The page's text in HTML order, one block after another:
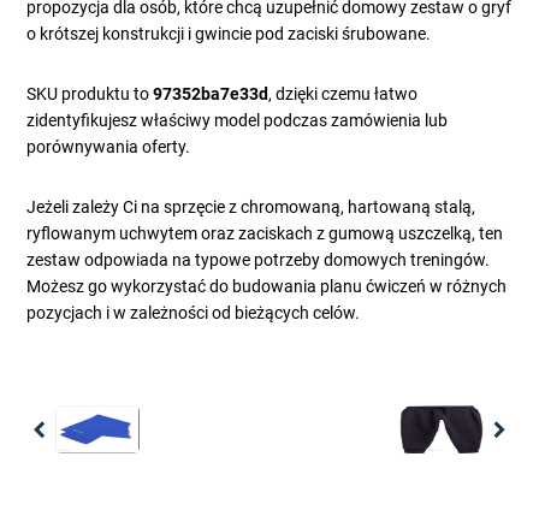
propozycja dla osób, które chcą uzupełnić domowy zestaw o gryf
o krótszej konstrukcji i gwincie pod zaciski śrubowane.
SKU produktu to97352ba7e33d, dzięki czemu łatwo
zidentyfikujesz właściwy model podczas zamówienia lub
porównywania oferty.
Jeżeli zależy Ci na sprzęcie z chromowaną, hartowaną stalą,
ryflowanym uchwytem oraz zaciskach z gumową uszczelką, ten
zestaw odpowiada na typowe potrzeby domowych treningów.
Możesz go wykorzystać do budowania planu ćwiczeń w różnych
pozycjach i w zależności od bieżących celów.